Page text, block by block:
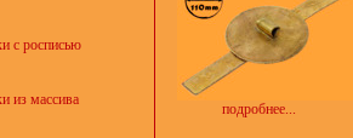
с росписью
из массива
подробнее...